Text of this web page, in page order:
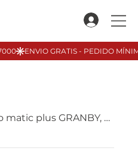
Jabón líquido matic plus GRANBY, 3Lt